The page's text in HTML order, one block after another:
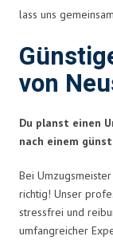
lass uns
von
Du planst einen
nach einem
Bei
richtig! Unser
stressfrei und
umfangreicher